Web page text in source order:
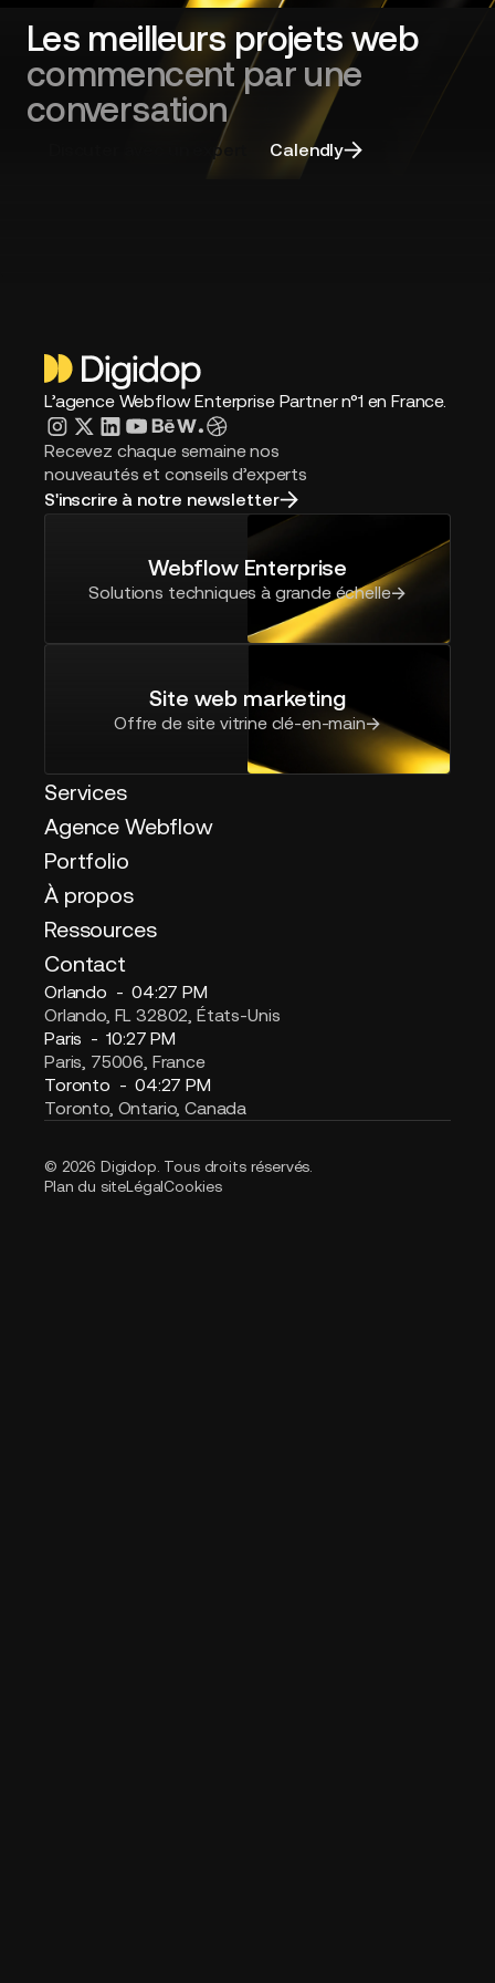
Plutôt que d’intervenir uniquement de manière
corrective, nous adoptons une approche
proactive. Nos équipes travaillent en continu à
faire évoluer votre site à travers de nouveaux
développements, des optimisations SEO et
GEO, des expérimentations CRO, de nouvelles
pages et fonctionnalités, afin qu’il génère
toujours plus de valeur pour votre entreprise.
Les meilleurs projets web
commencent par une
conversation
Discuter avec un expert Calendly
L’agence Webflow Enterprise Partner n°1 en France.
Recevez chaque semaine nos
nouveautés et conseils d’experts
S'inscrire à notre newsletter
Webflow Enterprise
Solutions techniques à grande échelle
Site web marketing
Offre de site vitrine clé-en-main
Services
Agence Webflow
Portfolio
À propos
Ressources
Contact
Orlando -04:27 PM
Orlando, FL 32802, États-Unis
Paris -10:27 PM
Paris, 75006, France
Toronto -04:27 PM
Toronto, Ontario, Canada
© 2026 Digidop. Tous droits réservés.
Plan du siteLégalCookies